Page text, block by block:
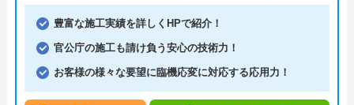
豊富な施工実績を詳しくHPで紹介！
官公庁の施工も請け負う安心の技術力！
お客様の様々な要望に臨機応変に対応する応用力！